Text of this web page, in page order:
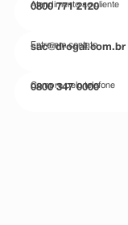
Atendimento ao cliente
0800 771 2120
Entre em contato
sac@drogal.com.br
Compre pelo telefone
0800 347 0000